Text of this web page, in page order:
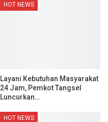
HOT NEWS
Layani Kebutuhan Masyarakat
24 Jam, Pemkot Tangsel
Luncurkan…
HOT NEWS